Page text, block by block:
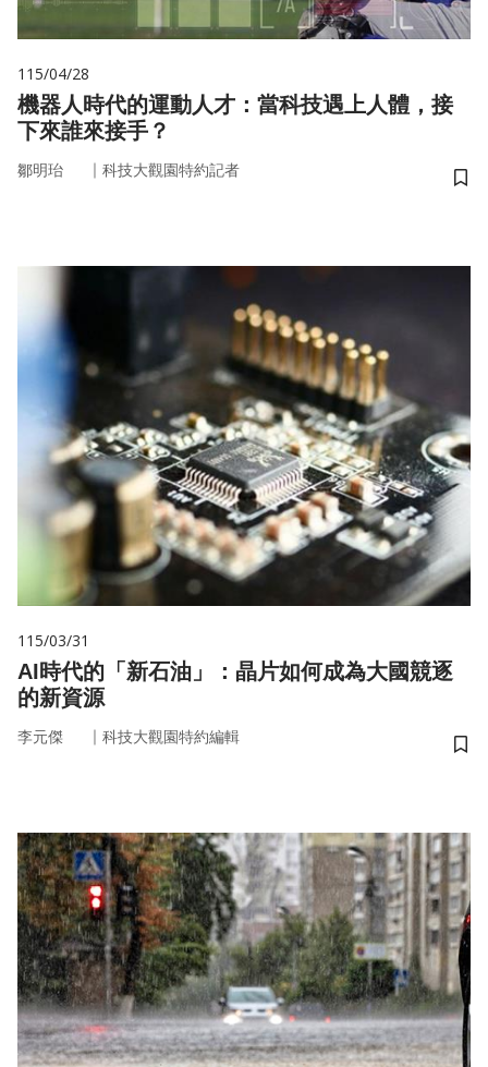
115/04/28
機器人時代的運動人才：當科技遇上人體，接
下來誰來接手？
鄒明珆 ｜ 科技大觀園特約記者
儲
115/03/31
AI時代的「新石油」：晶片如何成為大國競逐
的新資源
李元傑 ｜ 科技大觀園特約編輯
儲